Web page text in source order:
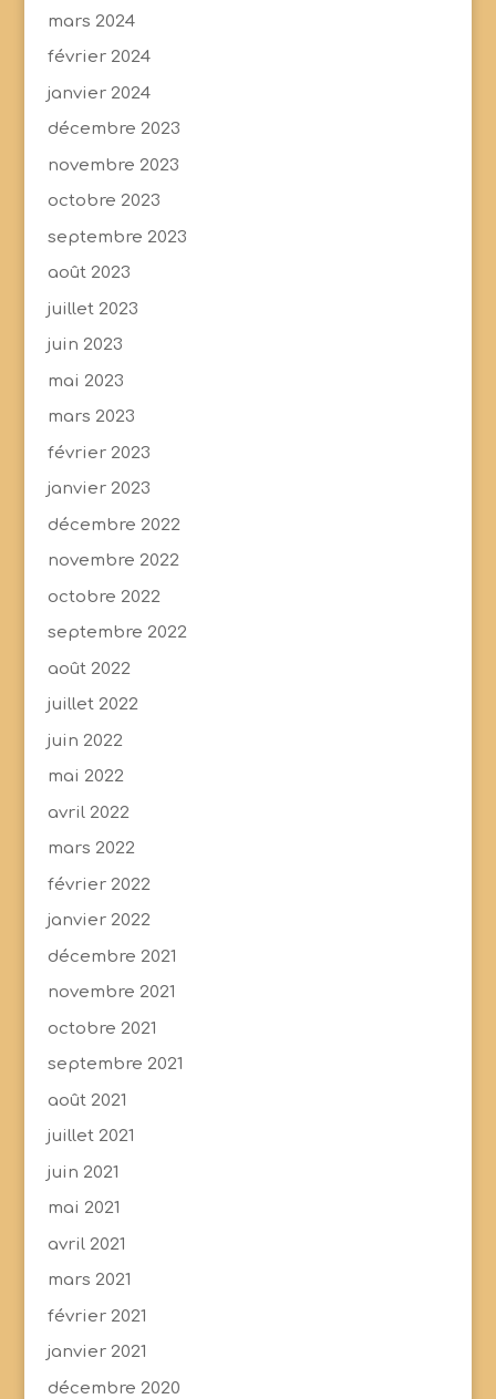
mars 2024
février 2024
janvier 2024
décembre 2023
novembre 2023
octobre 2023
septembre 2023
août 2023
juillet 2023
juin 2023
mai 2023
mars 2023
février 2023
janvier 2023
décembre 2022
novembre 2022
octobre 2022
septembre 2022
août 2022
juillet 2022
juin 2022
mai 2022
avril 2022
mars 2022
février 2022
janvier 2022
décembre 2021
novembre 2021
octobre 2021
septembre 2021
août 2021
juillet 2021
juin 2021
mai 2021
avril 2021
mars 2021
février 2021
janvier 2021
décembre 2020